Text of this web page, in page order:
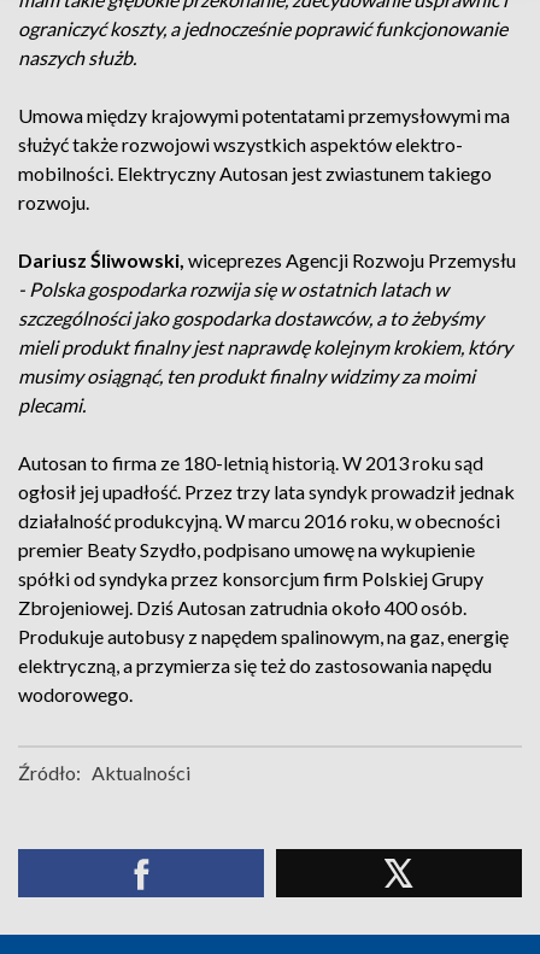
ograniczyć koszty, a jednocześnie poprawić funkcjonowanie
naszych służb.
Umowa między krajowymi potentatami przemysłowymi ma
służyć także rozwojowi wszystkich aspektów elektro-
mobilności. Elektryczny Autosan jest zwiastunem takiego
rozwoju.
Dariusz Śliwowski, wiceprezes Agencji Rozwoju Przemysłu
- Polska gospodarka rozwija się w ostatnich latach w
szczególności jako gospodarka dostawców, a to żebyśmy
mieli produkt finalny jest naprawdę kolejnym krokiem, który
musimy osiągnąć, ten produkt finalny widzimy za moimi
plecami.
Autosan to firma ze 180-letnią historią. W 2013 roku sąd
ogłosił jej upadłość. Przez trzy lata syndyk prowadził jednak
działalność produkcyjną. W marcu 2016 roku, w obecności
premier Beaty Szydło, podpisano umowę na wykupienie
spółki od syndyka przez konsorcjum firm Polskiej Grupy
Zbrojeniowej. Dziś Autosan zatrudnia około 400 osób.
Produkuje autobusy z napędem spalinowym, na gaz, energię
elektryczną, a przymierza się też do zastosowania napędu
wodorowego.
Źródło: Aktualności